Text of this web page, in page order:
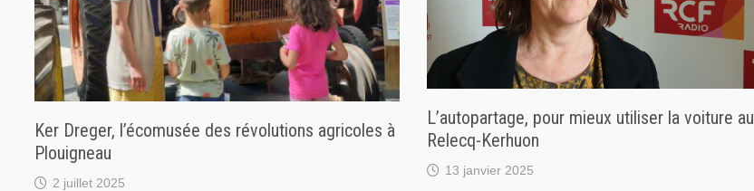
Ker Dreger, l’écomusée des révolutions agricoles à
Plouigneau
2 juillet 2025
L’autopartage, pour mieux utiliser la voiture au
Relecq-Kerhuon
13 janvier 2025